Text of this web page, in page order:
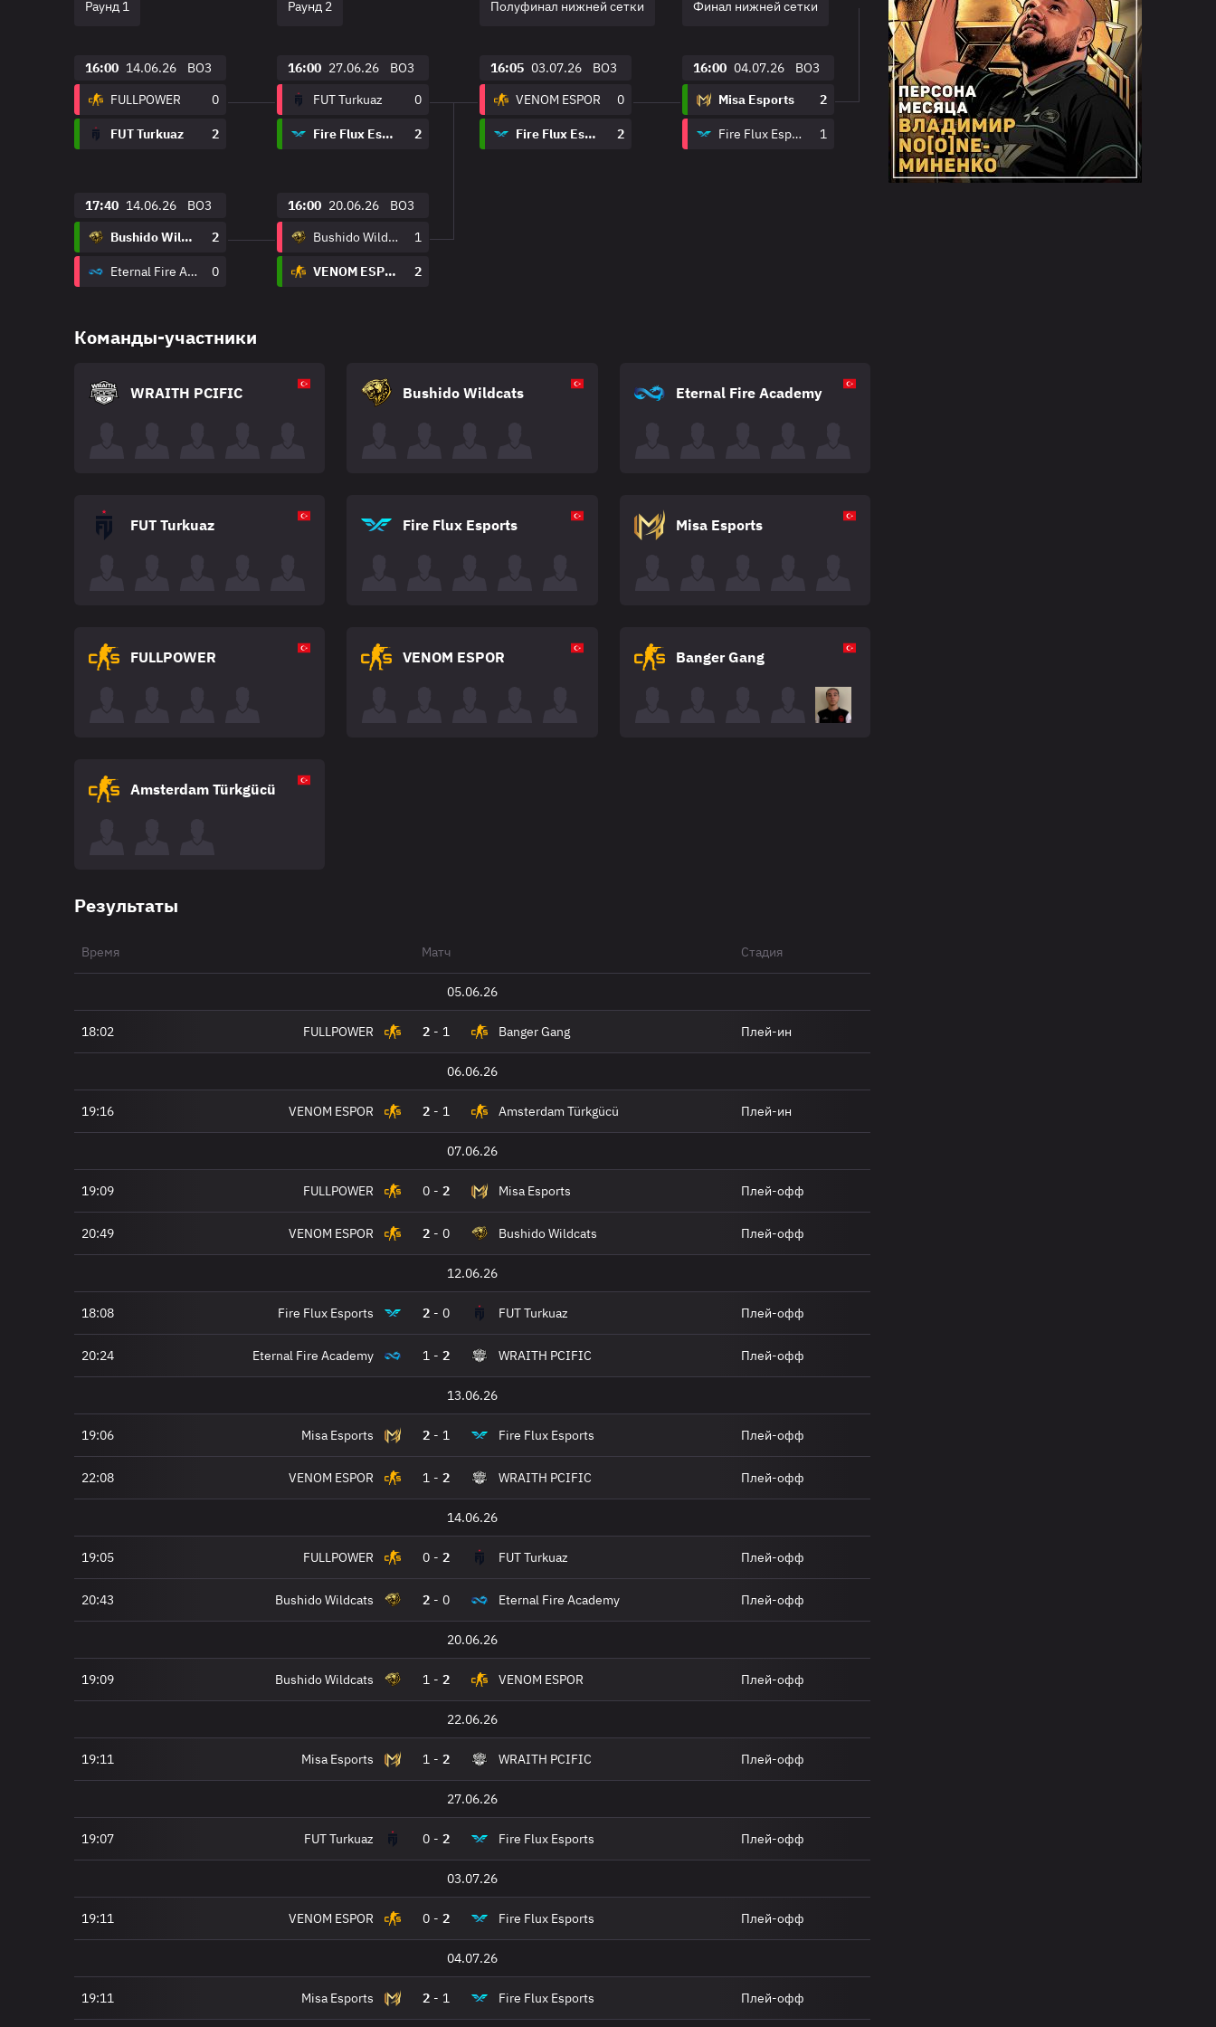
Раунд 1
16:00 14.06.26
BO3
FULLPOWER
0
FUT Turkuaz 2
17:40 14.06.26
BO3
Bushido Wildcats
2
Eternal Fire Academy 0
Раунд 2
16:00 27.06.26
BO3
FUT Turkuaz
0
Fire Flux Esports 2
16:00 20.06.26
BO3
Bushido Wildcats
1
VENOM ESPOR 2
Полуфинал нижней сетки
16:05 03.07.26
BO3
VENOM ESPOR
0
Fire Flux Esports 2
Финал нижней сетки
16:00 04.07.26
BO3
Misa Esports
2
Fire Flux Esports 1
Команды-участники
WRAITH PCIFIC Bushido Wildcats Eternal Fire Academy
FUT Turkuaz Fire Flux Esports Misa Esports
FULLPOWER VENOM ESPOR Banger Gang
Amsterdam Türkgücü
Результаты
Время Матч Стадия
05.06.26
18:02 FULLPOWER 2 - 1 Banger Gang Плей-ин
06.06.26
19:16 VENOM ESPOR 2 - 1 Amsterdam Türkgücü Плей-ин
07.06.26
19:09 FULLPOWER 0 - 2 Misa Esports Плей-офф
20:49 VENOM ESPOR 2 - 0 Bushido Wildcats Плей-офф
12.06.26
18:08 Fire Flux Esports 2 - 0 FUT Turkuaz Плей-офф
20:24 Eternal Fire Academy 1 - 2 WRAITH PCIFIC Плей-офф
13.06.26
19:06 Misa Esports 2 - 1 Fire Flux Esports Плей-офф
22:08 VENOM ESPOR 1 - 2 WRAITH PCIFIC Плей-офф
14.06.26
19:05 FULLPOWER 0 - 2 FUT Turkuaz Плей-офф
20:43 Bushido Wildcats 2 - 0 Eternal Fire Academy Плей-офф
20.06.26
19:09 Bushido Wildcats 1 - 2 VENOM ESPOR Плей-офф
22.06.26
19:11 Misa Esports 1 - 2 WRAITH PCIFIC Плей-офф
27.06.26
19:07 FUT Turkuaz 0 - 2 Fire Flux Esports Плей-офф
03.07.26
19:11 VENOM ESPOR 0 - 2 Fire Flux Esports Плей-офф
04.07.26
19:11 Misa Esports 2 - 1 Fire Flux Esports Плей-офф